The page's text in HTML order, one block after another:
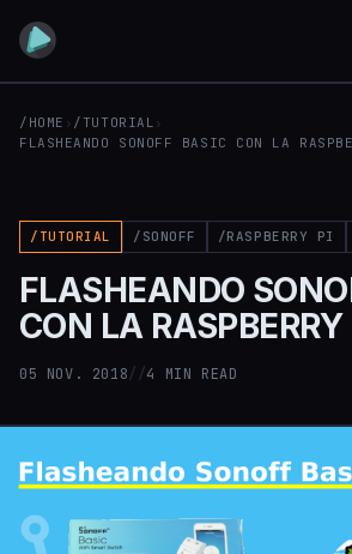
/HOME › /TUTORIAL ›
FLASHEANDO SONOFF BASIC CON LA
/TUTORIAL /SONOFF /RASPBERRY PI
FLASHEANDO
CON LA RASPBERRY
05 NOV. 2018//4 MIN READ